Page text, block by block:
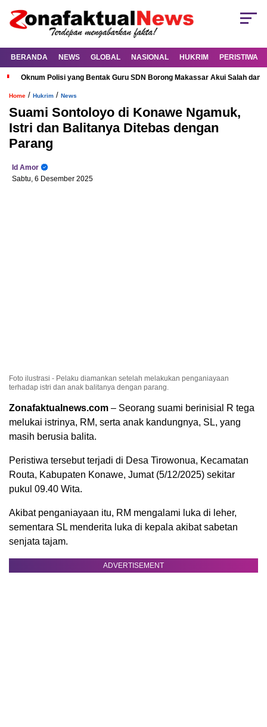
BERANDA NEWS GLOBAL NASIONAL HUKRIM PERISTIWA
Oknum Polisi yang Bentak Guru SDN Borong Makassar Akui Salah dan
Home / Hukrim / News
Suami Sontoloyo di Konawe Ngamuk,
Istri dan Balitanya Ditebas dengan
Parang
Id Amor
Sabtu, 6 Desember 2025
Foto ilustrasi - Pelaku diamankan setelah melakukan penganiayaan
terhadap istri dan anak balitanya dengan parang.
Zonafaktualnews.com – Seorang suami berinisial R tega
melukai istrinya, RM, serta anak kandungnya, SL, yang
masih berusia balita.
Peristiwa tersebut terjadi di Desa Tirowonua, Kecamatan
Routa, Kabupaten Konawe, Jumat (5/12/2025) sekitar
pukul 09.40 Wita.
Akibat penganiayaan itu, RM mengalami luka di leher,
sementara SL menderita luka di kepala akibat sabetan
senjata tajam.
ADVERTISEMENT